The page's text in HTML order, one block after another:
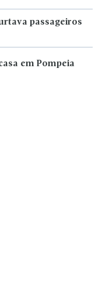
passageiros
em Pompeia